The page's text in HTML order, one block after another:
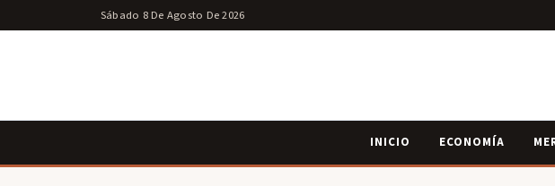
Sábado 8 De Agosto De 2026
INICIO ECONOMÍA